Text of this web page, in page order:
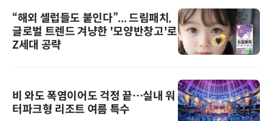
“해외 셀럽들도 붙인다”... 드림패치,
글로벌 트렌드 겨냥한 '모양반창고'로
Z세대 공략
비 와도 폭염이어도 걱정 끝…실내 워
터파크형 리조트 여름 특수